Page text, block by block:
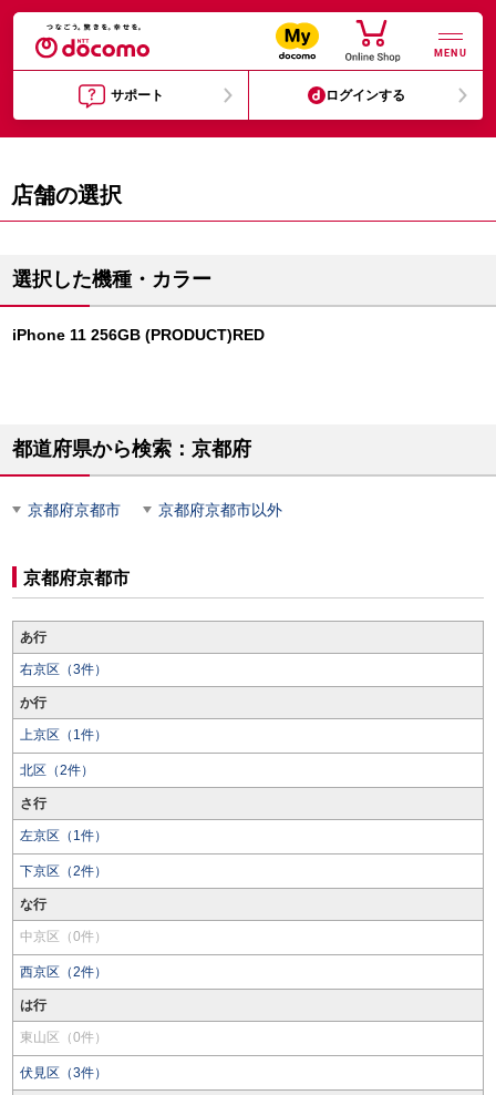
MENU
サポート ログインする
店舗の選択
選択した機種・カラー
iPhone 11 256GB (PRODUCT)RED
都道府県から検索：京都府
京都府京都市 京都府京都市以外
京都府京都市
あ行
右京区（3件）
か行
上京区（1件）
北区（2件）
さ行
左京区（1件）
下京区（2件）
な行
中京区（0件）
西京区（2件）
は行
東山区（0件）
伏見区（3件）